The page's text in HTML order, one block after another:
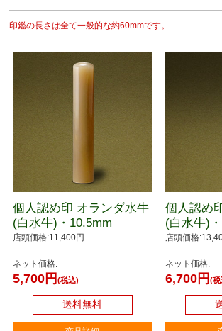
印鑑の長さは全て一般的な約60mmです。
個人認め印 オランダ水牛
(白水牛)・10.5mm
店頭価格:11,400円
ネット価格:
5,700円 (税込)
送料無料
個人認め
(白水牛)
店頭価格
ネット価格:
6,700円 (税